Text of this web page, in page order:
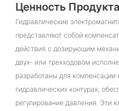
Ценность Продукта
Гидравлические
представляют собой
действия с дозирующим
двух- или трехходовом
разработаны для компенсации
гидравлических контурах,
регулирование давления. Эти